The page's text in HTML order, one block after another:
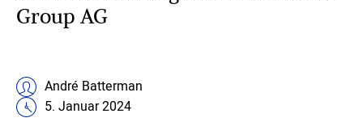
Group AG
André Batterman
5. Januar 2024